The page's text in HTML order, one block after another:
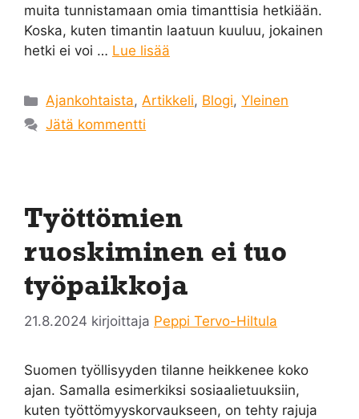
muita tunnistamaan omia timanttisia hetkiään.
Koska, kuten timantin laatuun kuuluu, jokainen
hetki ei voi … Lue lisää
Kategoriat
Ajankohtaista,Artikkeli, Blogi,Yleinen
Jätä kommentti
Työttömien
ruoskiminen ei tuo
työpaikkoja
21.8.2024 kirjoittaja Peppi Tervo-Hiltula
Suomen työllisyyden tilanne heikkenee koko
ajan. Samalla esimerkiksi sosiaalietuuksiin,
kuten työttömyyskorvaukseen, on tehty rajuja